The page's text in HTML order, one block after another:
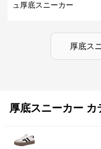
ュ厚底スニーカー
厚底ス
厚底スニーカー カ